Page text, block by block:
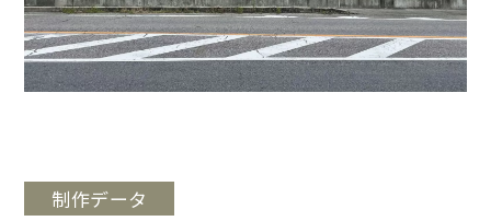
制作データ